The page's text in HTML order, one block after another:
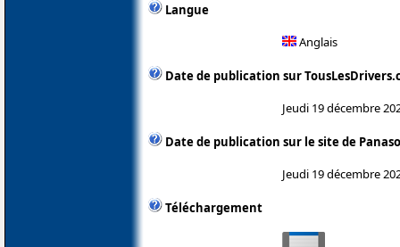
Langue
Anglais
Date de publication sur
Jeudi 19 décembre
Date de publication sur le site de
Jeudi 19 décembre
Téléchargement